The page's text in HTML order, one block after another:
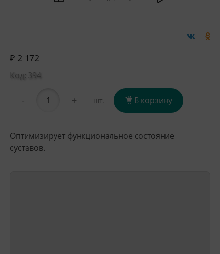
₽ 2 172
Код: 394
- + шт. В корзину
Оптимизирует функциональное состояние
суставов.